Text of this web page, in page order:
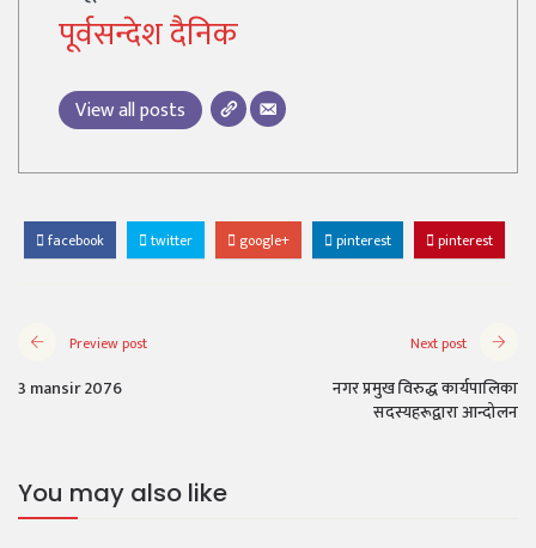
पूर्वसन्देश दैनिक
View all posts
facebook twitter google+ pinterest pinterest
Preview post
3 mansir 2076
Next post
नगर प्रमुख विरुद्ध कार्यपालिका
सदस्यहरूद्वारा आन्दोलन
You may also like